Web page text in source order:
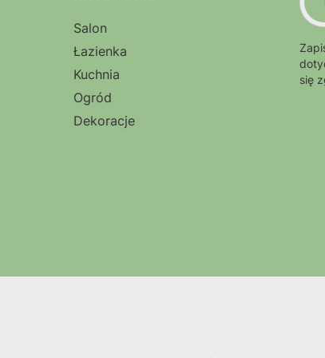
Salon
Łazienka
Kuchnia
Ogród
Dekoracje
się